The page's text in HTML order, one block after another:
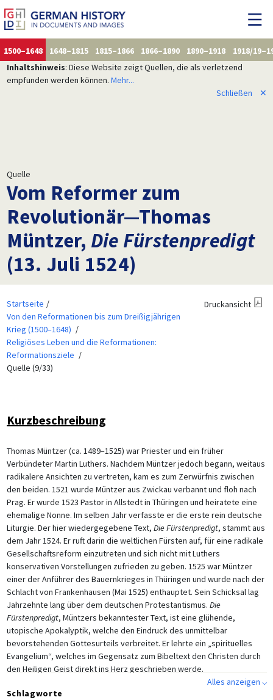
1500–1648 1648–1815 1815–1866 1866–1890 1890–1918
1918/
Inhaltshinweis: Diese Website zeigt Quellen, die als verletzend
empfunden werden können. Mehr...
Schließen
✕
Quelle
Vom Reformer zum
Revolutionär—Thomas
Müntzer, Die Fürstenpredigt
(13. Juli 1524)
Startseite
Von den Reformationen bis zum Dreißigjährigen
Krieg (1500–1648)
Religiöses Leben und die Reformationen:
Reformationsziele
Quelle (9/33)
Druckansicht
Kurzbeschreibung
Thomas Müntzer (ca. 1489–1525) war Priester und ein früher
Verbündeter Martin Luthers. Nachdem Müntzer jedoch begann, weitaus
radikalere Ansichten zu vertreten, kam es zum Zerwürfnis zwischen
den beiden. 1521 wurde Müntzer aus Zwickau verbannt und floh nach
Prag. Er wurde 1523 Pastor in Allstedt in Thüringen und heiratete eine
ehemalige Nonne. Im selben Jahr verfasste er die erste rein deutsche
Liturgie. Der hier wiedergegebene Text, Die Fürstenpredigt, stammt aus
dem Jahr 1524. Er ruft darin die weltlichen Fürsten auf, für eine radikale
Gesellschaftsreform einzutreten und sich nicht mit Luthers
konservativen Vorstellungen zufrieden zu geben. 1525 war Müntzer
einer der Anführer des Bauernkrieges in Thüringen und wurde nach der
Schlacht von Frankenhausen (Mai 1525) enthauptet. Sein Schicksal lag
Jahrzehnte lang über dem deutschen Protestantismus. Die
Fürstenpredigt, Müntzers bekanntester Text, ist eine glühende,
utopische Apokalyptik, welche den Eindruck des unmittelbar
bevorstehenden Gottesurteils verbreitet. Er lehrte ein „spirituelles
Evangelium“, welches im Gegensatz zum Bibeltext den Christen durch
den Heiligen Geist direkt ins Herz geschrieben werde.
Alles anzeigen ⌵
Schlagworte